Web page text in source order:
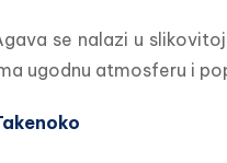
se nalazi u
ugodnu atmosferu i